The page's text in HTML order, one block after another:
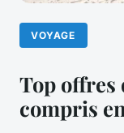
VOYAGE
Top offres
compris